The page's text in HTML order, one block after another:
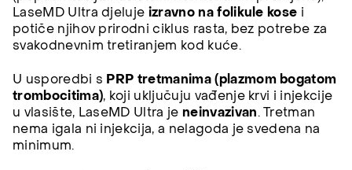
LaseMD Ultra djeluje izravno na folikule kose i
potiče njihov prirodni ciklus rasta, bez potrebe za
svakodnevnim tretiranjem kod kuće.
U usporedbi s PRP tretmanima (plazmom bogatom
trombocitima), koji uključuju vađenje krvi i injekcije
u vlasište, LaseMD Ultra je neinvazivan. Tretman
nema igala ni injekcija, a nelagoda je svedena na
minimum.